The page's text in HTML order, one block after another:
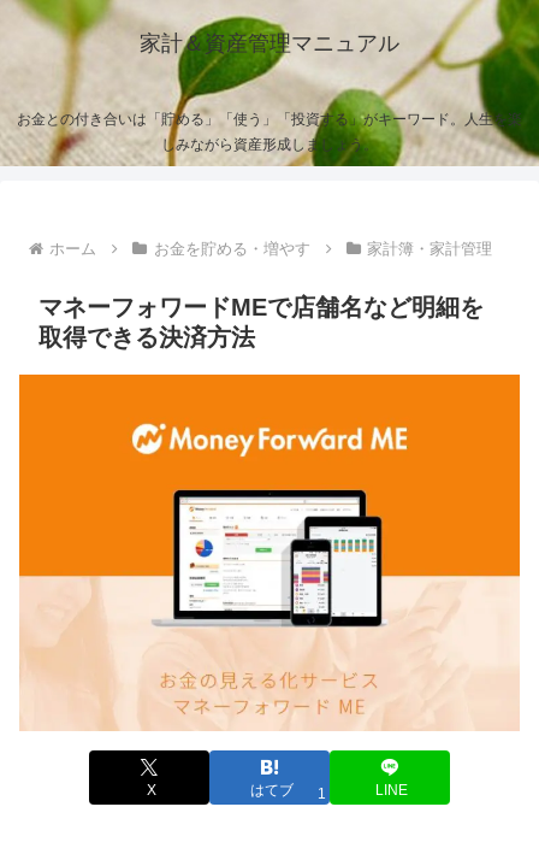
家計＆資産管理マニュアル
お金との付き合いは「貯める」「使う」「投資する」がキーワード。人生を楽
しみながら資産形成しましょう。
ホーム お金を貯める・増やす 家計簿・家計管理
マネーフォワードMEで店舗名など明細を
取得できる決済方法
X はてブ 1 LINE